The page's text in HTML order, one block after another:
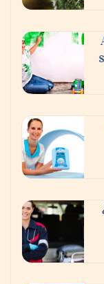
buscan
fortalecer el